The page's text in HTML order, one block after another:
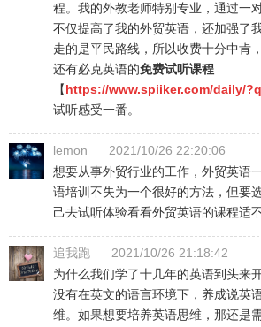
程。我的外教老师特别专业，通过一
不仅提高了我的外贸英语，还加强了
走的是平民路线，所以收费十分中肯
还有必克英语的免费试听课程
【https://www.spiiker.com/daily/
试听感受一番。
lemon
2021/10/26 22:20:06
想要从事外贸行业的工作，外贸英语
语培训不失为一个很好的方法，但要
己去试听体验看看外贸英语的课程适
追我跑
2021/10/26 21:18:42
为什么我们学了十几年的英语到头来
没有在英文的语言环境下，养成说英
维。如果想要培养英语思维，那还是